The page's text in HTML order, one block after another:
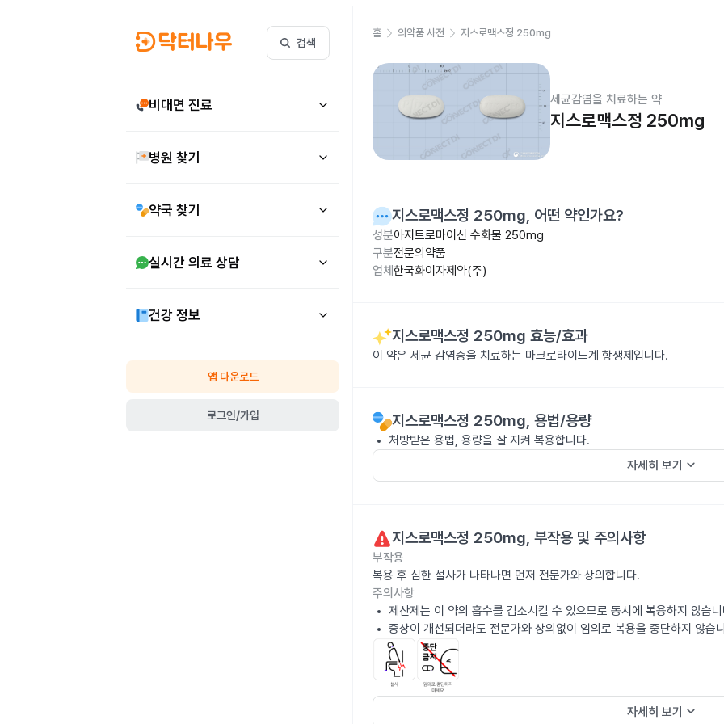
검색
비대면 진료
병원 찾기
약국 찾기
실시간 의료 상담
건강 정보
앱 다운로드
로그인/가입
홈 의약품 사전 지스로맥스정 250mg
세균감염을 치료하는 약
지스로맥스정 250mg
지스로맥스정 250mg, 어떤 약인가요?
성분아지트로마이신 수화물 250mg
구분전문의약품
업체 한국화이자제약(주)
지스로맥스정 250mg 효능/효과
이 약은 세균 감염증을 치료하는 마크로라이드계 항생제입니다.
지스로맥스정 250mg, 용법/용량
처방받은 용법, 용량을 잘 지켜 복용합니다.
자세히 보기 keyboard_arrow_down
지스로맥스정 250mg, 부작용 및 주의사항
부작용
복용 후 심한 설사가 나타나면 먼저 전문가와 상의합니다.
주의사항
제산제는 이 약의 흡수를 감소시킬 수 있으므로 동시에 복용하지 않습
증상이 개선되더라도 전문가와 상의없이 임의로 복용을 중단하지 않습
자세히 보기 keyboard_arrow_down